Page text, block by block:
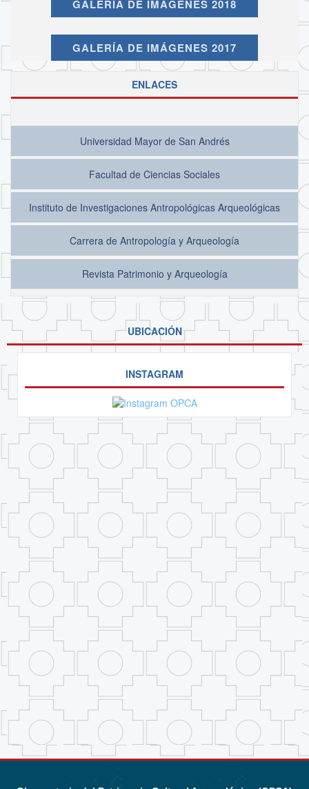
GALERÍA DE IMÁGENES 2018
GALERÍA DE IMÁGENES 2017
ENLACES
Universidad Mayor de San Andrés
Facultad de Ciencias Sociales
Instituto de Investigaciones Antropológicas Arqueológicas
Carrera de Antropología y Arqueología
Revista Patrimonio y Arqueología
UBICACIÓN
INSTAGRAM